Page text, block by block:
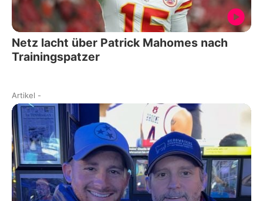
Netz lacht über Patrick Mahomes nach
Trainingspatzer
Artikel -